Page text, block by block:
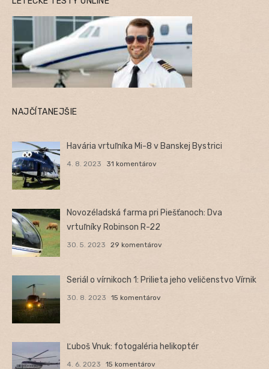
NAJČÍTANEJŠIE
Havária vrtuľníka Mi-8 v Banskej Bystrici
4. 8. 2023 31 komentárov
Novozéladská farma pri Piešťanoch: Dva
vrtuľníky Robinson R-22
30. 5. 2023 29 komentárov
Seriál o vírnikoch 1: Prilieta jeho veličenstvo Vírnik
30. 8. 2023 15 komentárov
Ľuboš Vnuk: fotogaléria helikoptér
4. 6. 2023 15 komentárov